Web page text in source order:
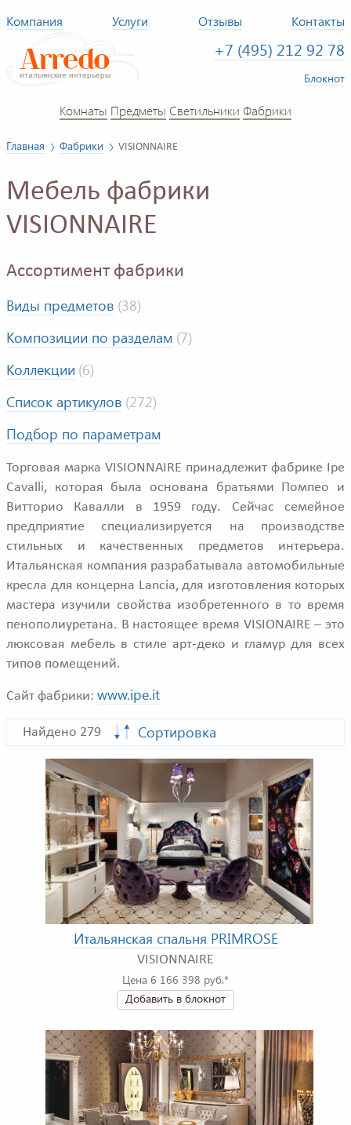
Компания Услуги Отзывы Контакты
+7 (495) 212 92 78
Блокнот
Комнаты Предметы Светильники Фабрики
Главная Фабрики VISIONNAIRE
Мебель фабрики
VISIONNAIRE
Ассортимент фабрики
Виды предметов (38)
Композиции по разделам (7)
Коллекции (6)
Список артикулов (272)
Подбор по параметрам
Торговая марка VISIONNAIRE принадлежит фабрике Ipe
Cavalli, которая была основана братьями Помпео и
Витторио Кавалли в 1959 году. Сейчас семейное
предприятие специализируется на производстве
стильных и качественных предметов интерьера.
Итальянская компания разрабатывала автомобильные
кресла для концерна Lancia, для изготовления которых
мастера изучили свойства изобретенного в то время
пенополиуретана. В настоящее время VISIONAIRE – это
люксовая мебель в стиле арт-деко и гламур для всех
типов помещений.
Сайт фабрики: www.ipe.it
Найдено 279 Сортировка
Итальянская спальня PRIMROSE
VISIONNAIRE
Цена 6 166 398 руб.*
Добавить в блокнот